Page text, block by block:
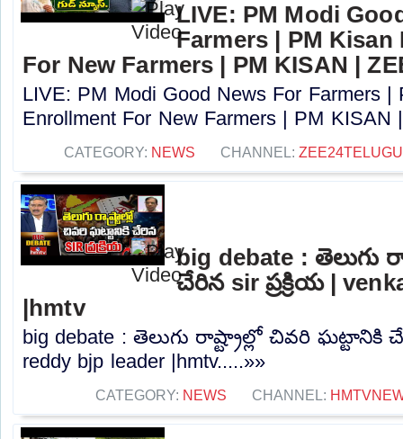
LIVE: PM Modi
Farmers | PM
For New Farmers | PM KISAN |
LIVE: PM Modi Good News For Farmers |
Enrollment For New Farmers | PM KISAN
CATEGORY: NEWS CHANNEL:
big debate : తెలుగు
చేరిన sir ప్రక్రియ |
|hmtv
big debate : తెలుగు రాష్ట్రాల్లో చివరి ఘట్టానికి
reddy bjp leader |hmtv.....»»
CATEGORY: NEWS CHANNEL: